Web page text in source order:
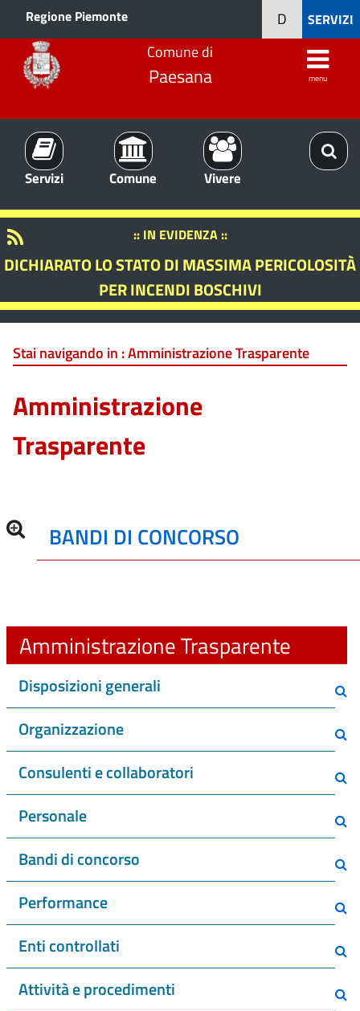
Regione Piemonte SERVIZI
D
Comune di
Paesana menu
Servizi Comune Vivere
:: IN EVIDENZA ::
DICHIARATO LO STATO DI MASSIMA PERICOLOSITÀ
PER INCENDI BOSCHIVI
Stai navigando in :Amministrazione Trasparente
Amministrazione
Trasparente
BANDI DI CONCORSO
Amministrazione Trasparente
Disposizioni generali
Organizzazione
Consulenti e collaboratori
Personale
Bandi di concorso
Performance
Enti controllati
Attività e procedimenti